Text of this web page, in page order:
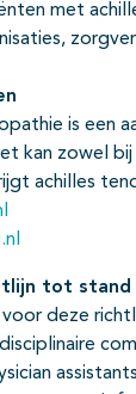
met
is een
kan zowel
achilles
tot stand
deze